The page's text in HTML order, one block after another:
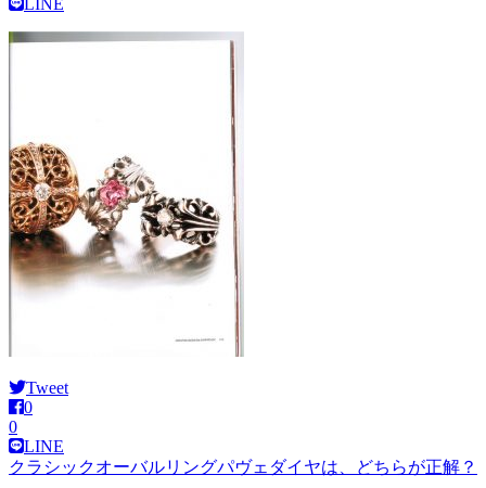
Tweet
0
0
LINE
投
クラシックオーバルリングパヴェダイヤは、どちらが正解？